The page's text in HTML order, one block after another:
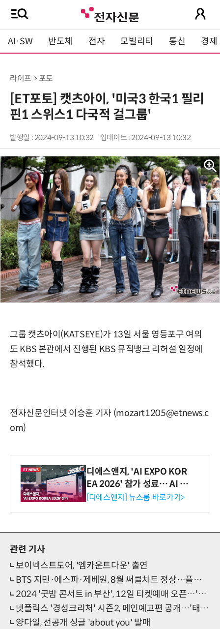
AI·SW 반도체 전자 모빌리티 통신 경제
라이프 > 포토
[ET포토] 캣츠아이, '미국3 한국1 필리
핀1 스위스1 다국적 걸그룹'
발행일 : 2024-09-13 10:32 업데이트 : 2024-09-13 10:32
그룹 캣츠아이(KATSEYE)가 13일 서울 영등포구 여의
도 KBS 본관에서 진행된 KBS 뮤직뱅크 리허설 일정에
참석했다.
전자신문인터넷 이승훈 기자 (mozart1205@etnews.c
om)
디에스앤지, 'AI EXPO KOR
EA 2026' 참가 성료… AI 전
생애주기 아우르는 통합 솔루
[디에스앤지] 뉴스룸 바로가기>
관련 기사
보이넥스트도어, '엠카운트다운' 출연
BTS 지민·에스파·제베원, 8월 써클차트 정상…플레이브·프로미스나인 1위 두각
2024 '굿밤 콘서트 in 부산', 12일 티켓예매 오픈…'K팝→트롯' 해운대 파티 본격준비
넷플릭스 '경성크리처' 시즌2, 메인예고편 공개…'태상→호재, 그리고 채옥' 79년 인연 시작
양다일, 선공개 싱글 'about you' 발매